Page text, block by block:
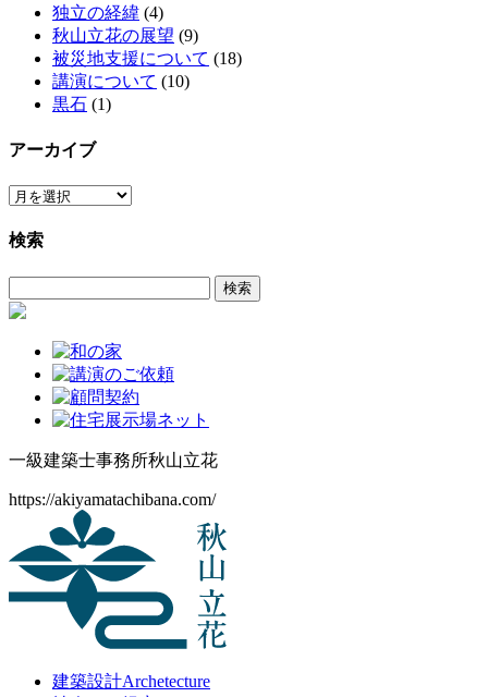
独立の経緯 (4)
秋山立花の展望 (9)
被災地支援について (18)
講演について (10)
黒石 (1)
アーカイブ
ア
カ
検索
索:
一級建築士事務所秋山立花
https://akiyamatachibana.com/
建築設計Archetecture